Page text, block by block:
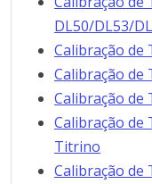
DL50/DL53/
Calibração de
Calibração
Calibração de
Calibração de
Titrino
Calibração de